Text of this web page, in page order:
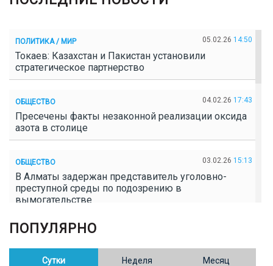
ПОЛИТИКА / МИР 05.02.26 14:50
Токаев: Казахстан и Пакистан установили
стратегическое партнерство
ОБЩЕСТВО 04.02.26 17:43
Пресечены факты незаконной реализации оксида
азота в столице
ОБЩЕСТВО 03.02.26 15:13
В Алматы задержан представитель уголовно-
преступной среды по подозрению в
вымогательстве
ОБЩЕСТВО
Полицейские пресекли незаконное выращивание
конопли в Таразе
ПОПУЛЯРНО
Сутки Неделя Месяц